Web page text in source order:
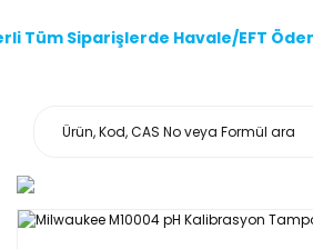
Tüm Siparişlerde Havale/EFT